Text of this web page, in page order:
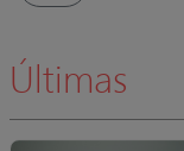
Últimas